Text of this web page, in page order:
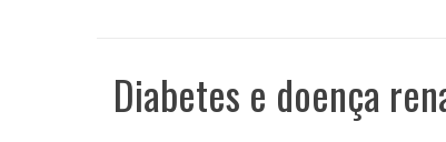
Diabetes e doença